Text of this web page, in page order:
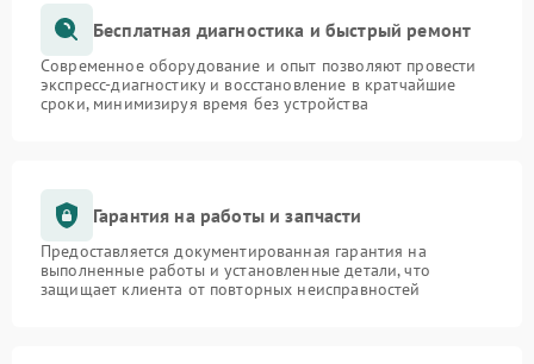
Бесплатная диагностика и быстрый ремонт
Современное оборудование и опыт позволяют провести
экспресс-диагностику и восстановление в кратчайшие
сроки, минимизируя время без устройства
Гарантия на работы и запчасти
Предоставляется документированная гарантия на
выполненные работы и установленные детали, что
защищает клиента от повторных неисправностей